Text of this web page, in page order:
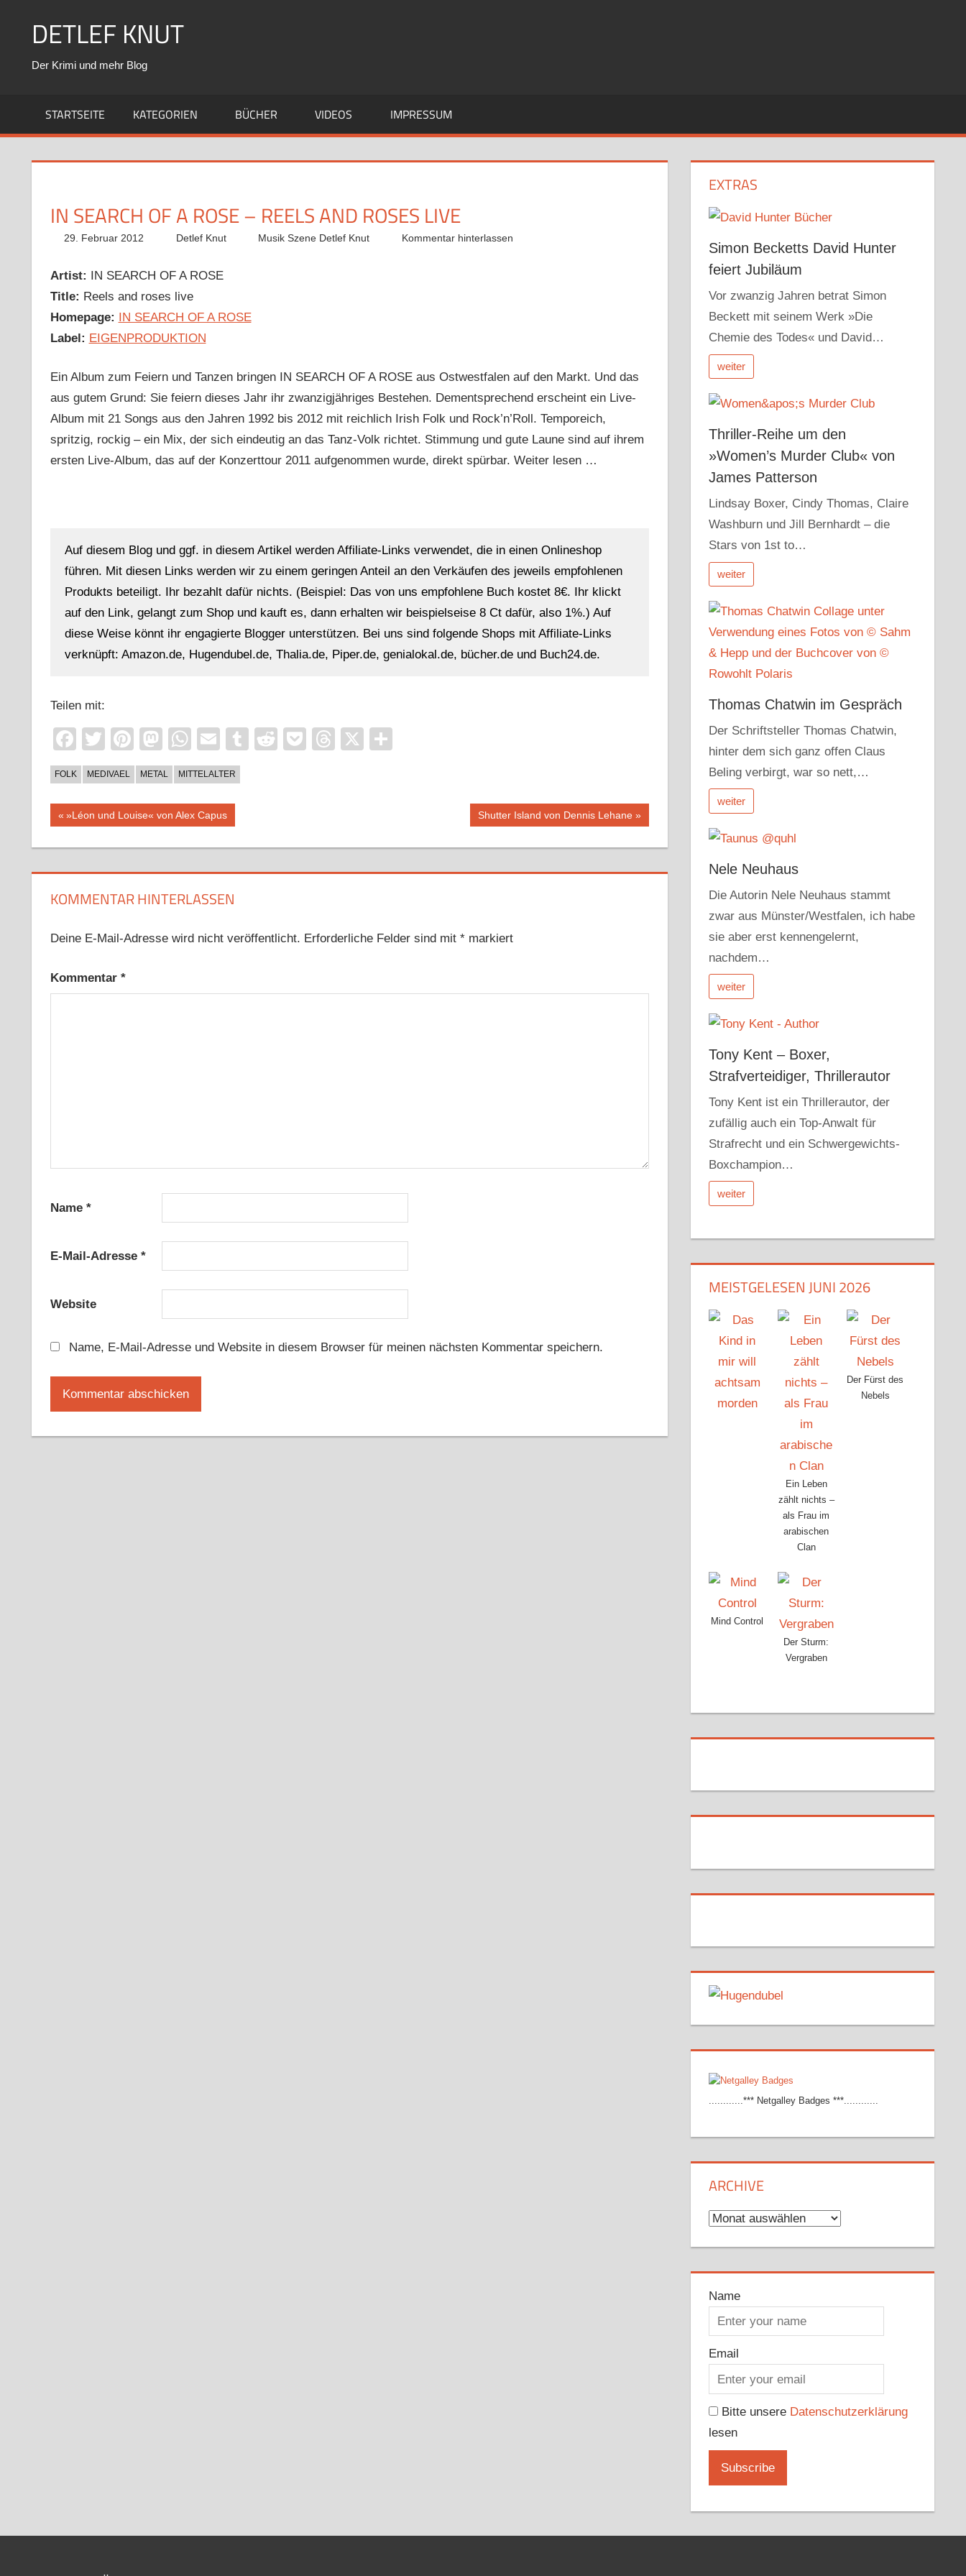
DETLEF KNUT
Der Krimi und mehr Blog
STARTSEITE KATEGORIEN BÜCHER VIDEOS IMPRESSUM
IN SEARCH OF A ROSE – REELS AND ROSES LIVE
29. Februar 2012 Detlef Knut Musik Szene Detlef Knut Kommentar hinterlassen
Artist: IN SEARCH OF A ROSE
Title: Reels and roses live
Homepage: IN SEARCH OF A ROSE
Label: EIGENPRODUKTION
Ein Album zum Feiern und Tanzen bringen IN SEARCH OF A ROSE aus Ostwestfalen auf den Markt. Und das
aus gutem Grund: Sie feiern dieses Jahr ihr zwanzigjähriges Bestehen. Dementsprechend erscheint ein Live-
Album mit 21 Songs aus den Jahren 1992 bis 2012 mit reichlich Irish Folk und Rock’n’Roll. Temporeich,
spritzig, rockig – ein Mix, der sich eindeutig an das Tanz-Volk richtet. Stimmung und gute Laune sind auf ihrem
ersten Live-Album, das auf der Konzerttour 2011 aufgenommen wurde, direkt spürbar. Weiter lesen …
Auf diesem Blog und ggf. in diesem Artikel werden Affiliate-Links verwendet, die in einen Onlineshop
führen. Mit diesen Links werden wir zu einem geringen Anteil an den Verkäufen des jeweils empfohlenen
Produkts beteiligt. Ihr bezahlt dafür nichts. (Beispiel: Das von uns empfohlene Buch kostet 8€. Ihr klickt
auf den Link, gelangt zum Shop und kauft es, dann erhalten wir beispielseise 8 Ct dafür, also 1%.) Auf
diese Weise könnt ihr engagierte Blogger unterstützen. Bei uns sind folgende Shops mit Affiliate-Links
verknüpft: Amazon.de, Hugendubel.de, Thalia.de, Piper.de, genialokal.de, bücher.de und Buch24.de.
Teilen mit:
Facebook
TwitterPinterest
Mastodon
WhatsApp
EmailTumblr
RedditPocketThreads
X
FOLK MEDIVAEL METAL MITTELALTER
Beitragsnavigation
Vorheriger
»Léon und Louise« von Alex Capus
Nächster
Shutter Island von Dennis Lehane
KOMMENTAR HINTERLASSEN
Deine E-Mail-Adresse wird nicht veröffentlicht. Erforderliche Felder sind mit *markiert
Kommentar *
Name *
E-Mail-Adresse *
Website
Name, E-Mail-Adresse und Website in diesem Browser für meinen nächsten Kommentar speichern.
EXTRAS
Simon Becketts David Hunter
feiert Jubiläum
Vor zwanzig Jahren betrat Simon
Beckett mit seinem Werk »Die
Chemie des Todes« und David…
weiter
Thriller-Reihe um den
»Women’s Murder Club« von
James Patterson
Lindsay Boxer, Cindy Thomas, Claire
Washburn und Jill Bernhardt – die
Stars von 1st to…
weiter
Thomas Chatwin im Gespräch
Der Schriftsteller Thomas Chatwin,
hinter dem sich ganz offen Claus
Beling verbirgt, war so nett,…
weiter
Nele Neuhaus
Die Autorin Nele Neuhaus stammt
zwar aus Münster/Westfalen, ich habe
sie aber erst kennengelernt,
nachdem…
weiter
Tony Kent – Boxer,
Strafverteidiger, Thrillerautor
Tony Kent ist ein Thrillerautor, der
zufällig auch ein Top-Anwalt für
Strafrecht und ein Schwergewichts-
Boxchampion…
weiter
MEISTGELESEN JUNI 2026
Ein Leben
zählt nichts –
als Frau im
arabischen
Clan
Der Fürst des
Nebels
Mind Control
Der Sturm:
Vergraben
............*** Netgalley Badges ***............
ARCHIVE
Archive
Name
Email
Bitte unsere Datenschutzerklärung
lesen